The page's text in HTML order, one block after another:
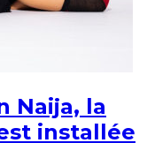
Naija, la
installée